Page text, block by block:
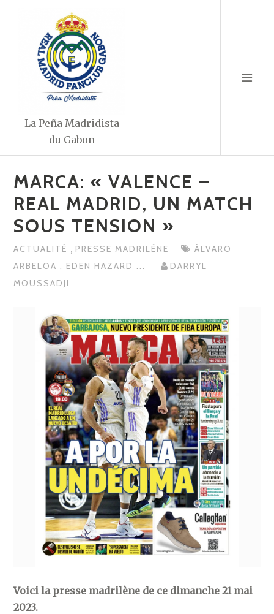
La Peña Madridista
du Gabon
MARCA: « VALENCE –
REAL MADRID, UN MATCH
SOUS TENSION »
ACTUALITÉ , PRESSE MADRILÈNE
ÁLVARO
ARBELOA , EDEN HAZARD ...
DARRYL
MOUSSADJI
Voici la presse madrilène de ce dimanche 21 mai
2023.